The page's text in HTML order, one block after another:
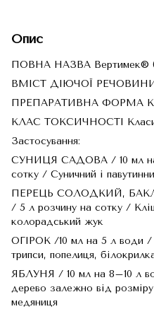
Опис
ПОВНА НАЗВА Вертимек®
ВМІСТ ДІЮЧОЇ РЕЧОВИНИ
ПРЕПАРАТИВНА ФОРМА
КЛАС ТОКСИЧНОСТІ
Застосування:
СУНИЦЯ САДОВА / 10 мл на
сотку / Суничний і
ПЕРЕЦЬ СОЛОДКИЙ,
/ 5 л розчину на сотку /
колорадський жук
ОГІРОК /10 мл на 5 л води /
трипси, попелиця,
ЯБЛУНЯ / 10 мл на 8–10 л
дерево залежно від
медяниця